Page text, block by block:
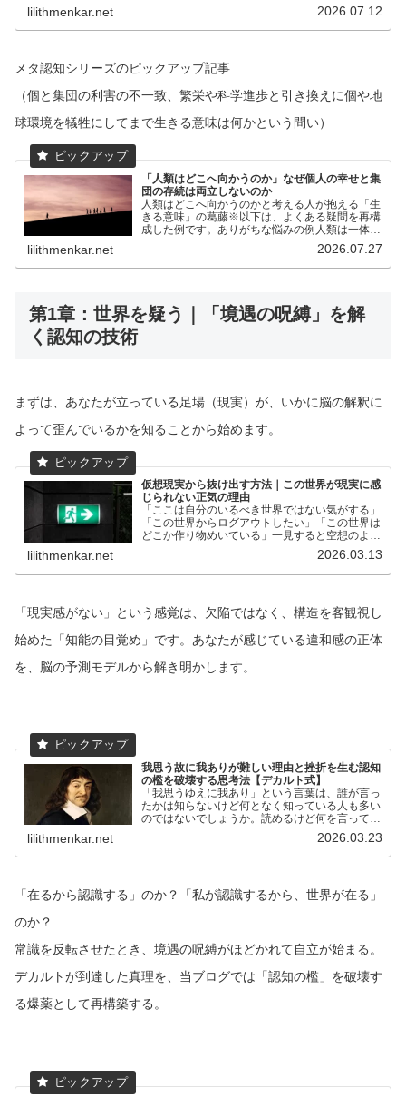
私たちはりんごを目で見たとき、周囲の背景より
も優先的にりんごの輪郭や色の情報を優先して脳
が処理する構造があり...
lilithmenkar.net 2026.07.12
メタ認知シリーズのピックアップ記事
（個と集団の利害の不一致、繁栄や科学進歩と引き換えに個や地
球環境を犠牲にしてまで生きる意味は何かという問い）
「人類はどこへ向かうのか」なぜ個人の幸せと集
団の存続は両立しないのか
人類はどこへ向かうのかと考える人が抱える「生
きる意味」の葛藤※以下は、よくある疑問を再構
成した例です。ありがちな悩みの例人類は一体ど
こへ向かっているのでしょうか？現在の都市型経
済は余剰な産物ばかりを作り出し、地方からお金
や資源を吸い上げる巨...
lilithmenkar.net 2026.07.27
第1章：世界を疑う｜「境遇の呪縛」を解
く認知の技術
まずは、あなたが立っている足場（現実）が、いかに脳の解釈に
よって歪んでいるかを知ることから始めます。
仮想現実から抜け出す方法｜この世界が現実に感
じられない正気の理由
「ここは自分のいるべき世界ではない気がする」
「この世界からログアウトしたい」「この世界は
どこか作り物めいている」一見すると空想のよう
ですが、実際にはこうした感覚を真剣に抱えてい
る人もいます。そういうふうに世の中を捉えてし
まう自分を、「病んで...
lilithmenkar.net 2026.03.13
「現実感がない」という感覚は、欠陥ではなく、構造を客観視し
始めた「知能の目覚め」です。あなたが感じている違和感の正体
を、脳の予測モデルから解き明かします。
我思う故に我ありが難しい理由と挫折を生む認知
の檻を破壊する思考法【デカルト式】
「我思うゆえに我あり」という言葉は、誰が言っ
たかは知らないけど何となく知っている人も多い
のではないでしょうか。読めるけど何を言ってい
るのかまでは分からないといった印象を受けてい
lilithmenkar.net 2026.03.23
「在るから認識する」のか？「私が認識するから、世界が在る」
のか？
常識を反転させたとき、境遇の呪縛がほどかれて自立が始まる。
デカルトが到達した真理を、当ブログでは「認知の檻」を破壊す
る爆薬として再構築する。